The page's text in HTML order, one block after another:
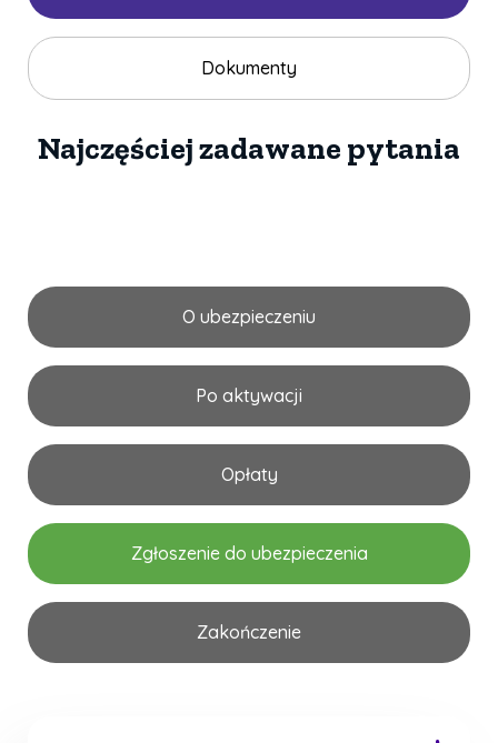
Dokumenty
Najczęściej zadawane pytania
O ubezpieczeniu
Po aktywacji
Opłaty
Zgłoszenie do ubezpieczenia
Zakończenie